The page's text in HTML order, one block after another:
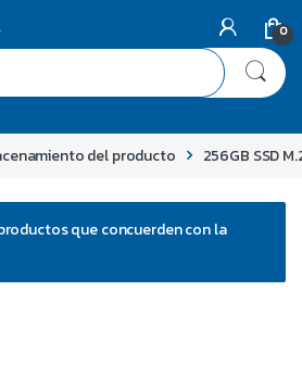
0
del producto 256GB SSD
que concuerden con la